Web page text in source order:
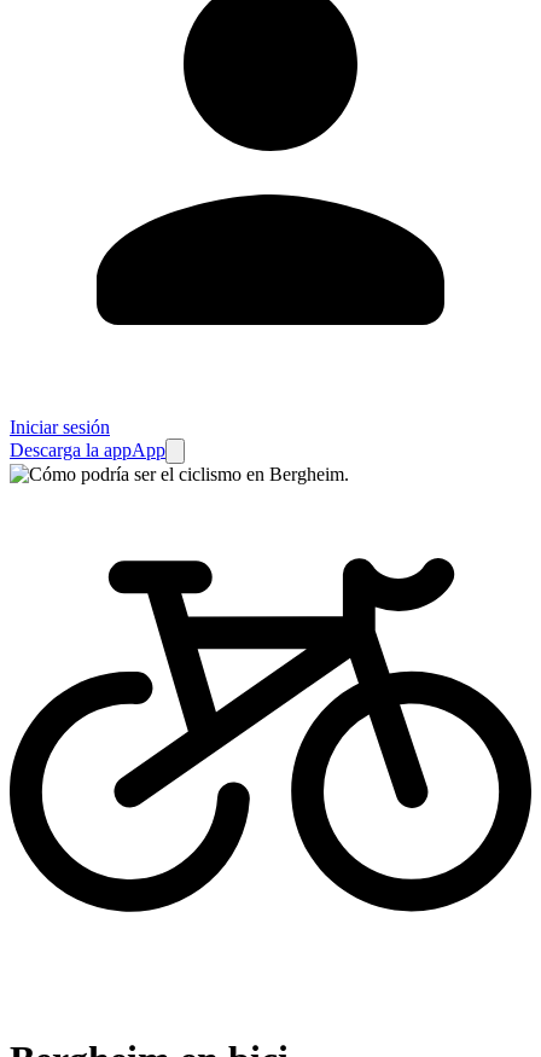
Iniciar sesión
Descarga la appApp